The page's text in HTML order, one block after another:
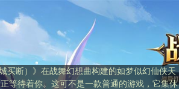
买断）》在战舞幻想曲构建的如梦似幻仙侠天
等待着你。这可不是一款普通的游戏，它集休